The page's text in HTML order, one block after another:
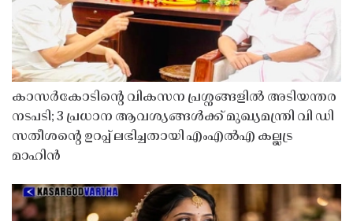
കാസർകോടിൻ്റെ വികസന പ്രശ്നങ്ങളിൽ അടിയന്തര
നടപടി; 3 പ്രധാന ആവശ്യങ്ങൾക്ക് മുഖ്യമന്ത്രി വി ഡി
സതീശൻ്റെ ഉറപ്പ് ലഭിച്ചതായി എംഎൽഎ കല്ലട്ര
മാഹിൻ